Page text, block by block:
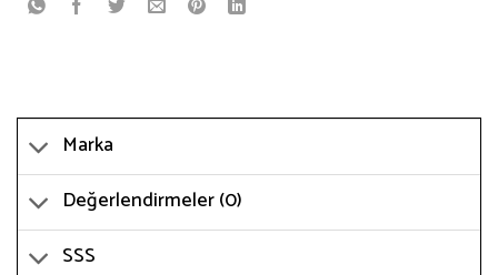
Marka
Değerlendirmeler (0)
SSS